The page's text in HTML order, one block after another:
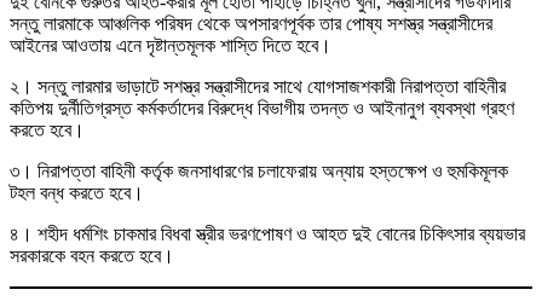
সন্তু লারমাকে আঞ্চলিক পরিষদ থেকে অপসারণপূর্বক তার পোষ্য সশস্ত্র সন্ত্রাসীদের
আইনের আওতায় এনে দৃষ্টান্তমূলক শাস্তি দিতে হবে।
২। সন্তু লারমার ভাড়াটে সশস্ত্র সন্ত্রাসীদের সাথে যোগসাজশকারী নিরাপত্তা বাহিনীর
কতিপয় দুর্নীতিগ্রস্ত কর্মকর্তাদের বিরুদ্ধে বিভাগীয় তদন্ত ও আইনানুগ ব্যবস্থা গ্রহণ
করতে হবে।
৩। নিরাপত্তা বাহিনী কর্তৃক জনসাধারণের চলাফেরায় অন্যায় হস্তক্ষেপ ও হুমকিমূলক
টহল বন্ধ করতে হবে।
৪। শহীদ ধর্মশিং চাকমার বিধবা স্ত্রীর ভরণপোষণ ও আহত দুই বোনের চিকিৎসার ব্যয়ভার
সরকারকে বহন করতে হবে।